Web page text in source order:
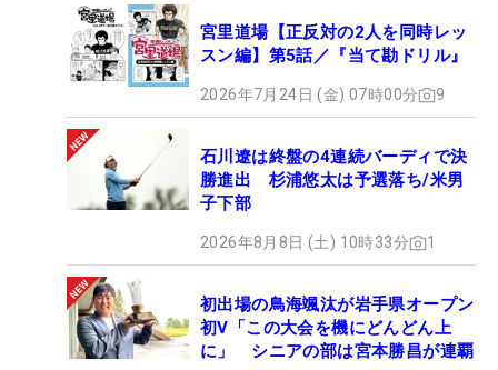
宮里道場【正反対の2人を同時レッ
スン編】第5話／『当て勘ドリル』
2026年7月24日 (金) 07時00分 9
石川遼は終盤の4連続バーディで決
勝進出 杉浦悠太は予選落ち/米男
子下部
2026年8月8日 (土) 10時33分 1
初出場の鳥海颯汰が岩手県オープン
初V「この大会を機にどんどん上
に」 シニアの部は宮本勝昌が連覇